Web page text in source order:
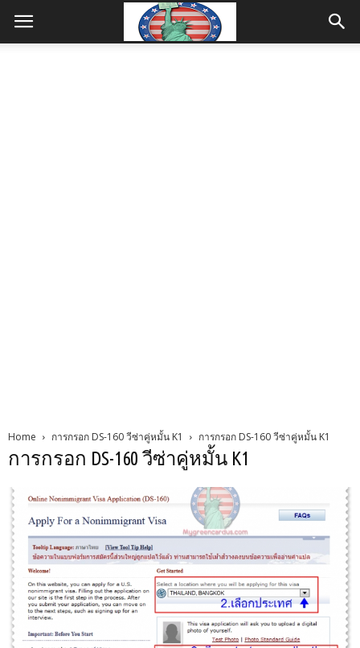
Home การกรอก DS-160 วีซ่าคู่หมั้น K1 การกรอก DS-160 วีซ่าคู่หมั้น K1
การกรอก DS-160 วีซ่าคู่หมั้น K1